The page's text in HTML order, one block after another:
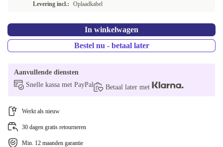
Levering incl.:
Oplaadkabel
In winkelwagen
Bestel nu - betaal later
Aanvullende diensten
Snelle kassa met PayPal
Betaal later met
Werkt als nieuw
30 dagen gratis retourneren
Min. 12 maanden garantie